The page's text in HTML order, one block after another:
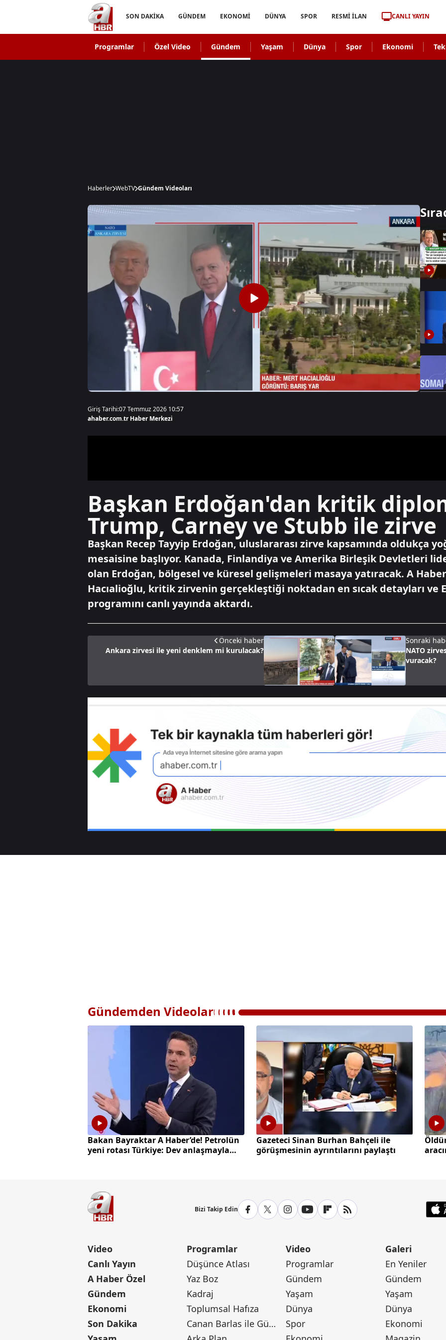
SON DAKİKA GÜNDEM EKONOMİ DÜNYA SPOR RESMİ İLAN CANLI YAYIN
Programlar Özel Video Gündem Yaşam Dünya Spor Ekonomi
Haberler WebTV Gündem Videoları
Giriş Tarihi:07 Temmuz 2026 10:57
ahaber.com.tr Haber Merkezi
Başkan Erdoğan'dan kritik
Trump, Carney ve Stubb ile zirve
Başkan Recep Tayyip Erdoğan, uluslararası zirve kapsamında oldukça
mesaisine başlıyor. Kanada, Finlandiya ve Amerika Birleşik Devletleri
olan Erdoğan, bölgesel ve küresel gelişmeleri masaya yatıracak. A
Hacıalioğlu, kritik zirvenin gerçekleştiği noktadan en sıcak detayları ve
programını canlı yayında aktardı.
Önceki haber
Ankara zirvesi ile yeni denklem mi kurulacak?
Sonraki
NATO
vuracak?
Gündemden Videolar
Bakan Bayraktar A Haber’de! Petrolün
yeni rotası Türkiye: Dev anlaşmayla
Gazeteci Sinan Burhan Bahçeli ile
görüşmesinin ayrıntılarını paylaştı
Bizi Takip Edin
Video
Canlı Yayın
A Haber Özel
Gündem
Ekonomi
Son Dakika
Programlar
Düşünce Atlası
Yaz Boz
Kadraj
Toplumsal Hafıza
Canan Barlas ile Gündem
Video
Programlar
Gündem
Yaşam
Dünya
Spor
Galeri
En Yeniler
Gündem
Yaşam
Dünya
Ekonomi